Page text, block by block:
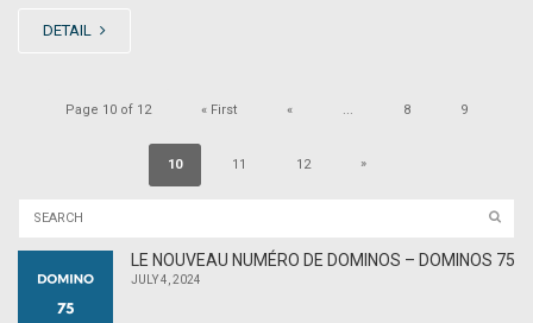
DETAIL
Page 10 of 12 « First « ... 8 9
10 11 12 »
LE NOUVEAU NUMÉRO DE DOMINOS – DOMINOS 75
JULY 4, 2024